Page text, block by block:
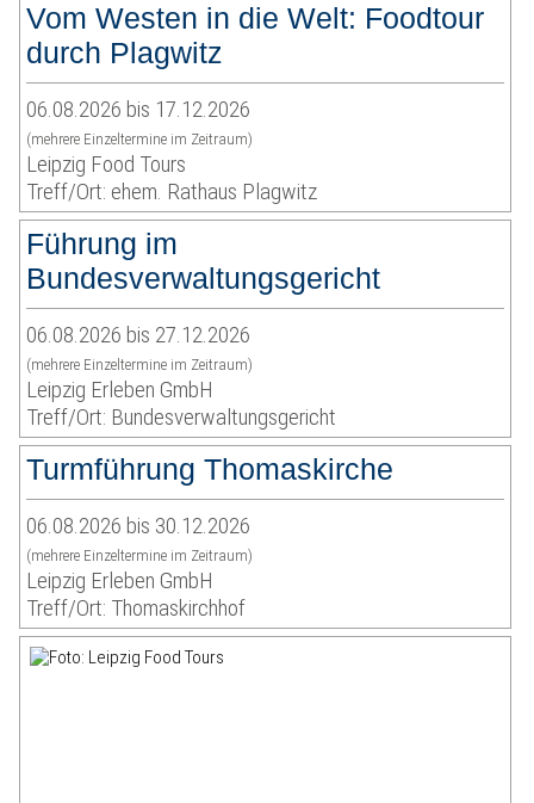
Vom Westen in die Welt: Foodtour
durch Plagwitz
06.08.2026 bis 17.12.2026
(mehrere Einzeltermine im Zeitraum)
Leipzig Food Tours
Treff/Ort: ehem. Rathaus Plagwitz
Führung im
Bundesverwaltungsgericht
06.08.2026 bis 27.12.2026
(mehrere Einzeltermine im Zeitraum)
Leipzig Erleben GmbH
Treff/Ort: Bundesverwaltungsgericht
Turmführung Thomaskirche
06.08.2026 bis 30.12.2026
(mehrere Einzeltermine im Zeitraum)
Leipzig Erleben GmbH
Treff/Ort: Thomaskirchhof